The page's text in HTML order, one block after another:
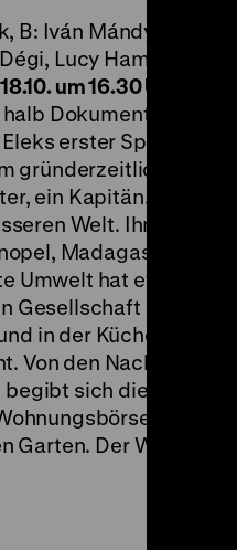
B: Iván Mándy, K:
Lucy Hamvay, Gyuri
um 16.30 Uhr + MI
Dokumentation der
erster Spielfilm
gründerzeitlichen
ein Kapitän.
Welt. Ihre
Madagaskar und
Umwelt hat etwas
Gesellschaft auf dem
in der Küche sitzt ein
Von den Nachbarn
sich die alte
etabliert
Garten. Der Wechsel